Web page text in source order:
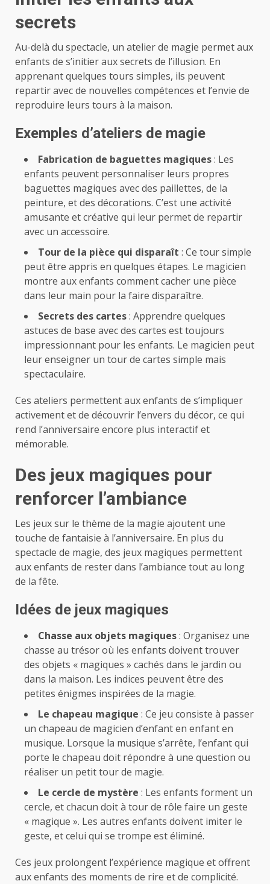
secrets
Au-delà du spectacle, un atelier de magie permet aux
enfants de s’initier aux secrets de l’illusion. En
apprenant quelques tours simples, ils peuvent
repartir avec de nouvelles compétences et l’envie de
reproduire leurs tours à la maison.
Exemples d’ateliers de magie
Fabrication de baguettes magiques: Les
enfants peuvent personnaliser leurs propres
baguettes magiques avec des paillettes, de la
peinture, et des décorations. C’est une activité
amusante et créative qui leur permet de repartir
avec un accessoire.
Tour de la pièce qui disparaît : Ce tour simple
peut être appris en quelques étapes. Le magicien
montre aux enfants comment cacher une pièce
dans leur main pour la faire disparaître.
Secrets des cartes: Apprendre quelques
astuces de base avec des cartes est toujours
impressionnant pour les enfants. Le magicien peut
leur enseigner un tour de cartes simple mais
spectaculaire.
Ces ateliers permettent aux enfants de s’impliquer
activement et de découvrir l’envers du décor, ce qui
rend l’anniversaire encore plus interactif et
mémorable.
Des jeux magiques pour
renforcer l’ambiance
Les jeux sur le thème de la magie ajoutent une
touche de fantaisie à l’anniversaire. En plus du
spectacle de magie, des jeux magiques permettent
aux enfants de rester dans l’ambiance tout au long
de la fête.
Idées de jeux magiques
Chasse aux objets magiques: Organisez une
chasse au trésor où les enfants doivent trouver
des objets « magiques » cachés dans le jardin ou
dans la maison. Les indices peuvent être des
petites énigmes inspirées de la magie.
Le chapeau magique : Ce jeu consiste à passer
un chapeau de magicien d’enfant en enfant en
musique. Lorsque la musique s’arrête, l’enfant qui
porte le chapeau doit répondre à une question ou
réaliser un petit tour de magie.
Le cercle de mystère : Les enfants forment un
cercle, et chacun doit à tour de rôle faire un geste
« magique ». Les autres enfants doivent imiter le
geste, et celui qui se trompe est éliminé.
Ces jeux prolongent l’expérience magique et offrent
aux enfants des moments de rire et de complicité.